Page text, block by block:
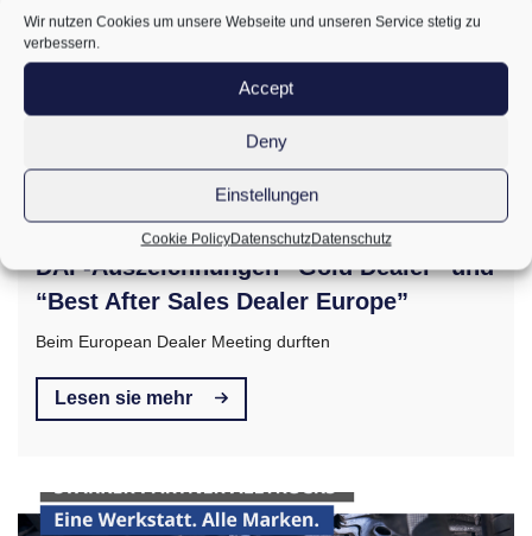
Wir nutzen Cookies um unsere Webseite und unseren Service stetig zu
verbessern.
Accept
Deny
Einstellungen
Cookie PolicyDatenschutzDatenschutz
13-02-2026
DAF-Auszeichnungen “Gold Dealer” und
“Best After Sales Dealer Europe”
Beim European Dealer Meeting durften
Lesen sie mehr